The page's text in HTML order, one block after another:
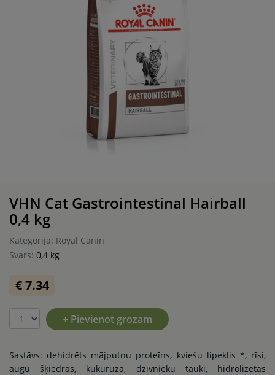
VHN Cat Gastrointestinal Hairball
0,4 kg
Kategorija: Royal Canin
Svars: 0,4 kg
€ 7.34
+ Pievienot grozam
Sastāvs: dehidrēts mājputnu proteīns, kviešu lipeklis *, rīsi,
augu šķiedras, kukurūza, dzīvnieku tauki, hidrolizētas